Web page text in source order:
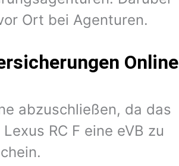
Ort bei Agenturen.
Online
abzuschließen, da das
RC F eine eVB zu